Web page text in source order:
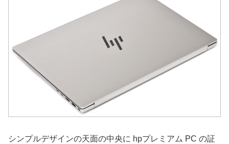
シンプルデザインの天面の中央に hpプレミアム PC の証